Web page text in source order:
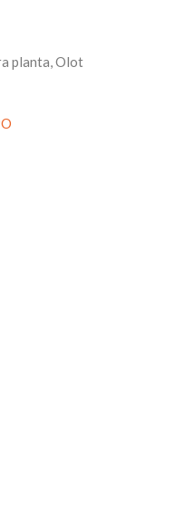
planta, Olot